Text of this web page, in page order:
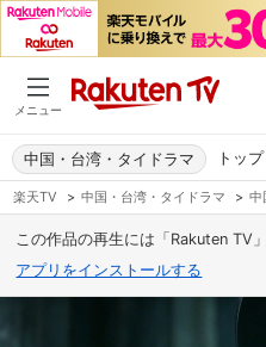
メニュー
トップ
中国・台湾・タイドラマ
楽天TV > 中国・台湾・タイドラマ > 中
この作品の再生には「Rakuten TV
アプリをインストールする